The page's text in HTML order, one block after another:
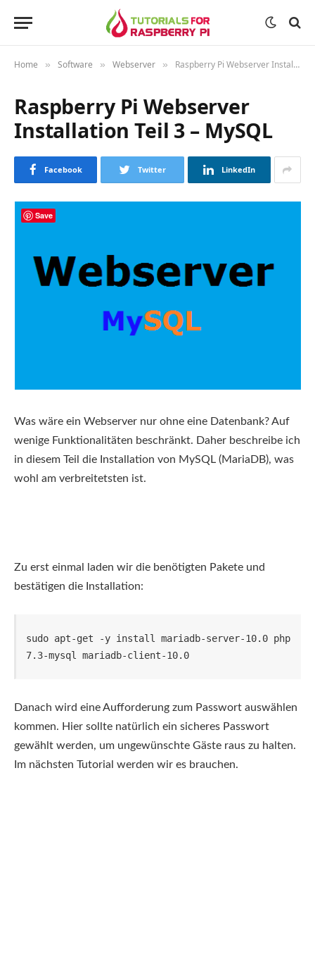
Home » Software » Webserver » Raspberry Pi Webserver Installation Teil 3 – MySQL
Raspberry Pi Webserver
Installation Teil 3 – MySQL
Facebook Twitter LinkedIn
Was wäre ein Webserver nur ohne eine Datenbank? Auf
wenige Funktionalitäten beschränkt. Daher beschreibe ich
in diesem Teil die Installation von MySQL (MariaDB), was
wohl am verbreitetsten ist.
Zu erst einmal laden wir die benötigten Pakete und
bestätigen die Installation:
sudo apt-get -y install mariadb-server-10.0 php
7.3-mysql mariadb-client-10.0
Danach wird eine Aufforderung zum Passwort auswählen
kommen. Hier sollte natürlich ein sicheres Passwort
gewählt werden, um ungewünschte Gäste raus zu halten.
Im nächsten Tutorial werden wir es brauchen.
Save